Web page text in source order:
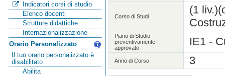
Indicatori corsi di studio
Elenco docenti
Strutture didattiche
Internazionalizzazione
Orario Personalizzato
Il tuo orario personalizzato è
disabilitato
Abilita
Corso di Studi
(1
Piano di Studio
preventivamente
approvato
IE1 -
Anno di Corso 3